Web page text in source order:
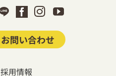
お問い合わせ
採用情報